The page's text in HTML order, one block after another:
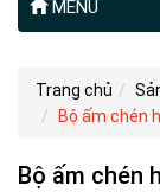
MENU
Trang chủ
Bộ ấm chén
Bộ ấm chén